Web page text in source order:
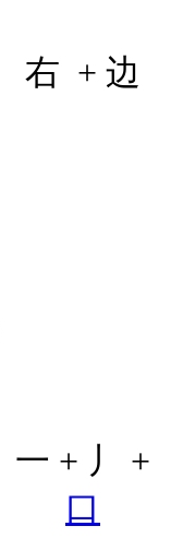
右 + 边
一 + 丿 +
口